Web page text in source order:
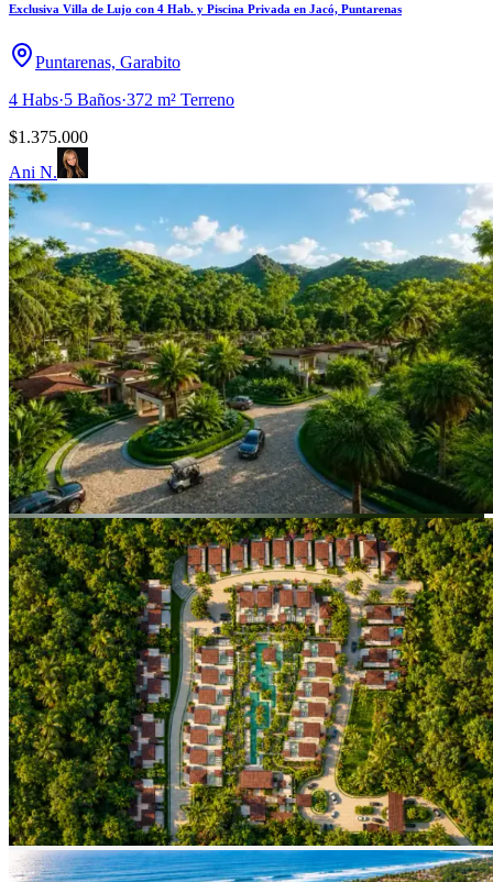
Exclusiva Villa de Lujo con 4 Hab. y Piscina Privada en Jacó, Puntarenas
Puntarenas, Garabito
4 Habs·5 Baños·372 m² Terreno
$1.375.000
Ani N.